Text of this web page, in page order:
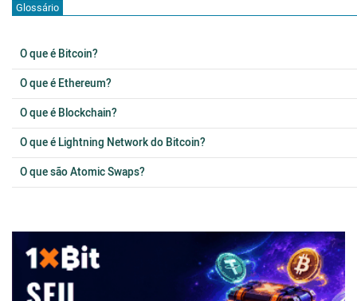
Glossário
O que é Bitcoin?
O que é Ethereum?
O que é Blockchain?
O que é Lightning Network do Bitcoin?
O que são Atomic Swaps?